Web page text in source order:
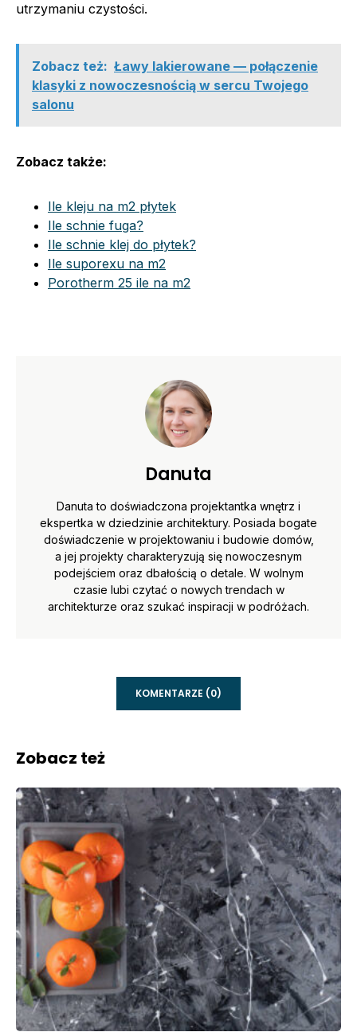
utrzymaniu czystości.
Zobacz też: Ławy lakierowane — połączenie
klasyki z nowoczesnością w sercu Twojego
salonu
Zobacz także:
Ile kleju na m2 płytek
Ile schnie fuga?
Ile schnie klej do płytek?
Ile suporexu na m2
Porotherm 25 ile na m2
Danuta
Danuta to doświadczona projektantka wnętrz i
ekspertka w dziedzinie architektury. Posiada bogate
doświadczenie w projektowaniu i budowie domów,
a jej projekty charakteryzują się nowoczesnym
podejściem oraz dbałością o detale. W wolnym
czasie lubi czytać o nowych trendach w
architekturze oraz szukać inspiracji w podróżach.
KOMENTARZE (0)
Zobacz też